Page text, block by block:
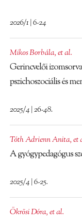
2026/1 | 6-24
Mikos Borbála,et al.
Gerincvelői
pszichoszociális és
2025/4 | 26-48.
Tóth Adrienn Anita,et
A gyógypedagógus
2025/4 | 6-25.
Ökrösi Dóra,et al.